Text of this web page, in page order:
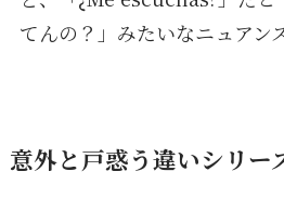
てんの？」みたいなニュアン
意外と戸惑う違いシリー